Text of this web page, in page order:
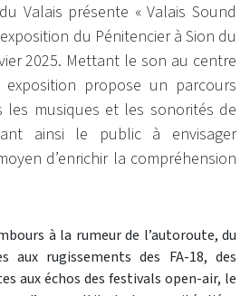
Valais présente « Valais Sound
du Pénitencier à Sion du
2025. Mettant le son au centre
propose un parcours
les musiques et les sonorités de
ainsi le public à envisager
d’enrichir la compréhension
à la rumeur de l’autoroute, du
aux rugissements des FA-18, des
aux échos des festivals open-air, le